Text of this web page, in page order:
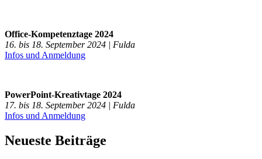
Office-Kompetenztage 2024
16. bis 18. September 2024 | Fulda
Infos und Anmeldung
PowerPoint-Kreativtage 2024
17. bis 18. September 2024 | Fulda
Infos und Anmeldung
Neueste Beiträge